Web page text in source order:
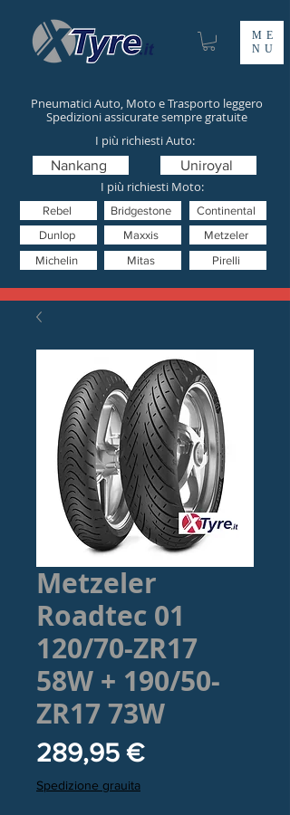
ME
NU
Pneumatici Auto, Moto e Trasporto leggero
Spedizioni assicurate sempre gratuite
I più richiesti Moto:
Mitas
Nankang
Pirelli
Uniroyal
Metzeler
Dunlop
Bridgestone Continental
Michelin
Rebel
I più richiesti Auto:
Maxxis
Metzeler
Roadtec 01
120/70-ZR17
58W + 190/50-
ZR17 73W
289,95 €Prezzo
Spedizione grauita